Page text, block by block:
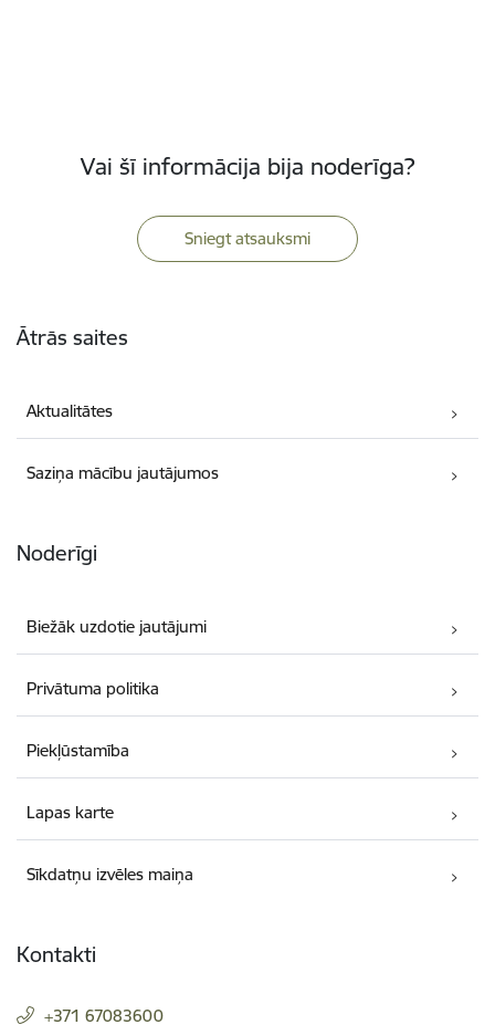
Vai šī informācija bija noderīga?
Sniegt atsauksmi
Ātrās saites
Aktualitātes
Saziņa mācību jautājumos
Noderīgi
Biežāk uzdotie jautājumi
Privātuma politika
Piekļūstamība
Lapas karte
Sīkdatņu izvēles maiņa
Kontakti
+371 67083600